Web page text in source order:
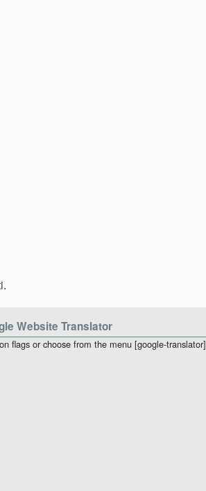
.
Website Translator
flags or choose from the menu [google-translator]